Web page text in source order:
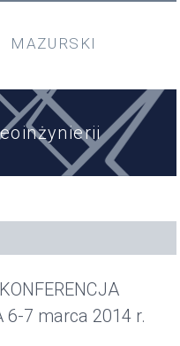
MAZURSKI
6-7 marca 2014 r.